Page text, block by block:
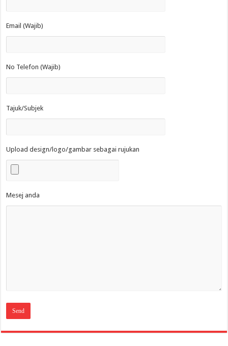
Email (Wajib)
No Telefon (Wajib)
Tajuk/Subjek
Upload design/logo/gambar sebagai rujukan
Mesej anda